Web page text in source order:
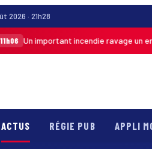
2026 · 21h28
Un important incendie ravage un
ACTUS RÉGIE PUB APPLI